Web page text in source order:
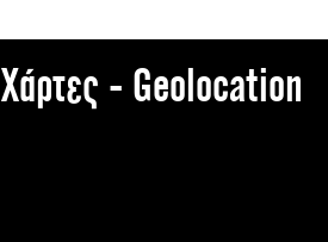
Χάρτες - Geolocation